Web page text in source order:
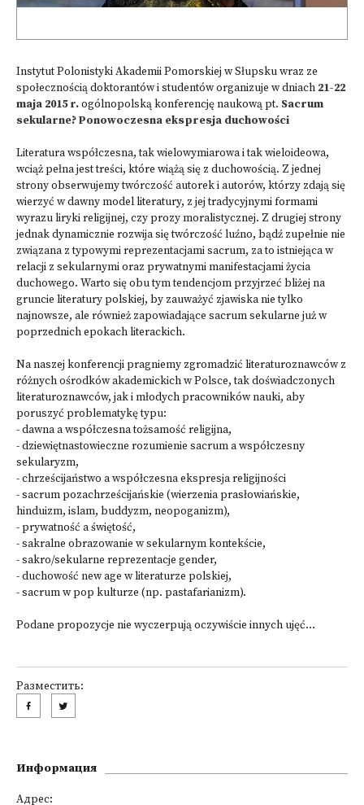
Instytut Polonistyki Akademii Pomorskiej w Słupsku wraz ze
społecznością doktorantów i studentów organizuje w dniach 21-22
maja 2015 r.ogólnopolską konferencję naukową pt. Sacrum
sekularne? Ponowoczesna ekspresja duchowości
Literatura współczesna, tak wielowymiarowa i tak wieloideowa,
wciąż pełna jest treści, które wiążą się z duchowością. Z jednej
strony obserwujemy twórczość autorek i autorów, którzy zdają się
wierzyć w dawny model literatury, z jej tradycyjnymi formami
wyrazu liryki religijnej, czy prozy moralistycznej. Z drugiej strony
jednak dynamicznie rozwija się twórczość luźno, bądź zupełnie nie
związana z typowymi reprezentacjami sacrum, za to istniejąca w
relacji z sekularnymi oraz prywatnymi manifestacjami życia
duchowego. Warto się obu tym tendencjom przyjrzeć bliżej na
gruncie literatury polskiej, by zauważyć zjawiska nie tylko
najnowsze, ale również zapowiadające sacrum sekularne już w
poprzednich epokach literackich.
Na naszej konferencji pragniemy zgromadzić literaturoznawców z
różnych ośrodków akademickich w Polsce, tak doświadczonych
literaturoznawców, jak i młodych pracowników nauki, aby
poruszyć problematykę typu:
- dawna a współczesna tożsamość religijna,
- dziewiętnastowieczne rozumienie sacrum a współczesny
sekularyzm,
- chrześcijaństwo a współczesna ekspresja religijności
- sacrum pozachrześcijańskie (wierzenia prasłowiańskie,
hinduizm, islam, buddyzm, neopoganizm),
- prywatność a świętość,
- sakralne obrazowanie w sekularnym kontekście,
- sakro/sekularne reprezentacje gender,
- duchowość new age w literaturze polskiej,
- sacrum w pop kulturze (np. pastafarianizm).
Podane propozycje nie wyczerpują oczywiście innych ujęć…
Разместить:
Информация
Адрес: